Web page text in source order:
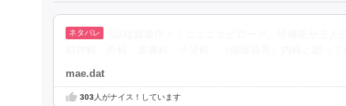
精神科、外科、皮膚科、小児科、（循環器系）内科と廻っ
mae.dat
303人がナイス！しています